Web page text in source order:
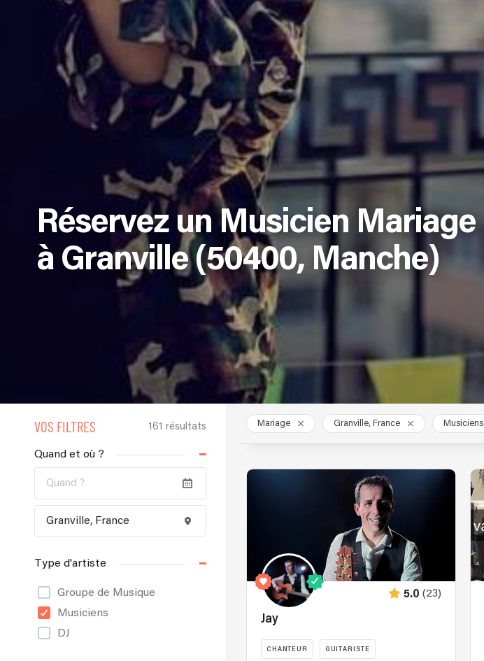
Réservez un Musicien Mariage
à Granville (50400, Manche)
VOS FILTRES 161 résultats
Quand et où ?
Type d'artiste
Groupe de Musique
Musiciens
DJ
Mariage Granville, France Musiciens
5.0 (23)
Jay
CHANTEUR GUITARISTE